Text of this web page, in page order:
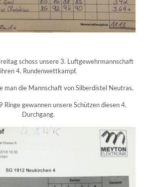
schoss unsere 3. Luftgewehrmannschaft
ihren 4. Rundenwettkampf.
man die Mannschaft von Silberdistel Neutras.
gewannen unsere Schützen diesen 4.
Durchgang.